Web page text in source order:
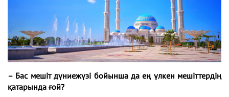
– Бас мешіт дүниежүзі бойынша да ең үлкен мешіттердің
қатарында ғой?